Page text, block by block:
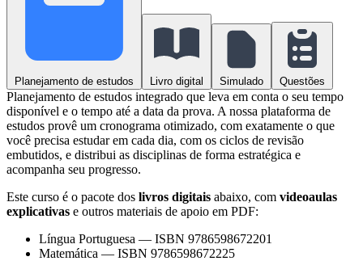
Planejamento de estudos Livro digital Simulado Questões
Planejamento de estudos integrado que leva em conta o seu tempo
disponível e o tempo até a data da prova. A nossa plataforma de
estudos provê um cronograma otimizado, com exatamente o que
você precisa estudar em cada dia, com os ciclos de revisão
embutidos, e distribui as disciplinas de forma estratégica e
acompanha seu progresso.
Este curso é o pacote dos livros digitais abaixo, com videoaulas
explicativas e outros materiais de apoio em PDF:
Língua Portuguesa — ISBN 9786598672201
Matemática — ISBN 9786598672225